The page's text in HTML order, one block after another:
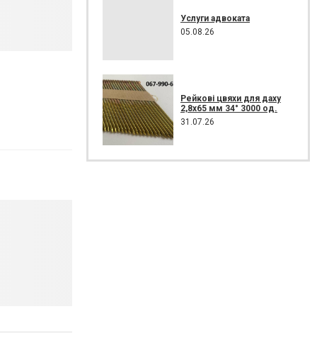
Услуги адвоката
05.08.26
Рейкові цвяхи для даху
2,8х65 мм 34° 3000 од.
31.07.26